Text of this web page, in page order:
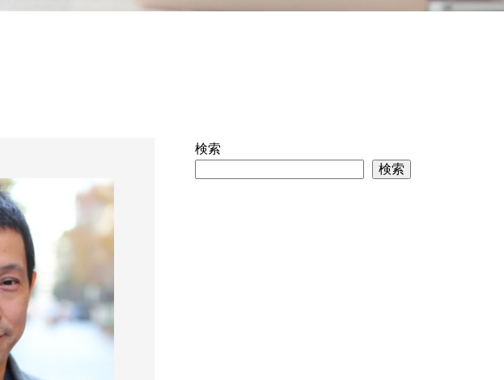
検索
検索